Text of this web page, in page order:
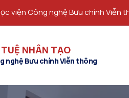
viện Công nghệ Bưu chính Viễn
NHÂN TẠO
nghệ Bưu chính Viễn thông